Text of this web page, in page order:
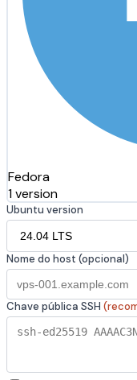
Fedora
1 version
Ubuntu version
Nome do host (opcional)
Chave pública SSH